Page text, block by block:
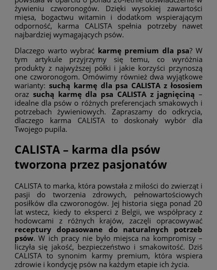
żywieniu czworonogów. Dzięki wysokiej zawartości
mięsa, bogactwu witamin i dodatkom wspierającym
odporność, karma CALISTA spełnia potrzeby nawet
najbardziej wymagających psów.
Dlaczego warto wybrać karmę premium dla psa? W
tym artykule przyjrzymy się temu, co wyróżnia
produkty z najwyższej półki i jakie korzyści przynoszą
one czworonogom. Omówimy również dwa wyjątkowe
warianty: suchą karmę dla psa CALISTA z łososiem
oraz suchą karmę dla psa CALISTA z jagnięciną –
idealne dla psów o różnych preferencjach smakowych i
potrzebach żywieniowych. Zapraszamy do odkrycia,
dlaczego karma CALISTA to doskonały wybór dla
Twojego pupila.
CALISTA – karma dla psów
tworzona przez pasjonatów
CALISTA to marka, która powstała z miłości do zwierząt i
pasji do tworzenia zdrowych, pełnowartościowych
posiłków dla czworonogów. Jej historia sięga ponad 20
lat wstecz, kiedy to eksperci z Belgii, we współpracy z
hodowcami z różnych krajów, zaczęli opracowywać
receptury dopasowane do naturalnych potrzeb
psów. W ich pracy nie było miejsca na kompromisy –
liczyła się jakość, bezpieczeństwo i smakowitość. Dziś
CALISTA to synonim karmy premium, która wspiera
zdrowie i kondycję psów na każdym etapie ich życia.